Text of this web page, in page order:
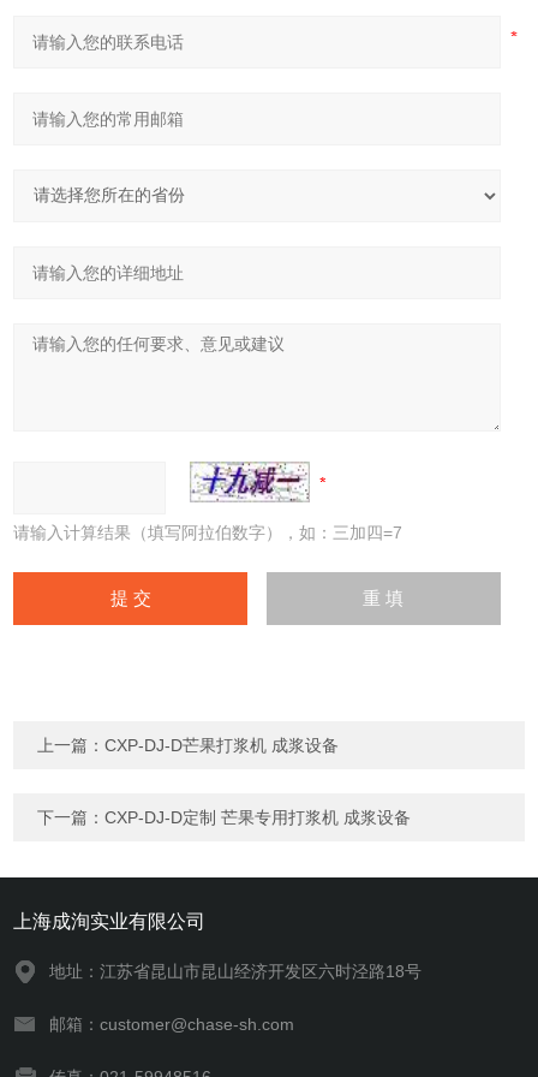
请输入计算结果（填写阿拉伯数字），如：三加四=7
上一篇：CXP-DJ-D芒果打浆机 成浆设备
下一篇：CXP-DJ-D定制 芒果专用打浆机 成浆设备
上海成洵实业有限公司
地址：江苏省昆山市昆山经济开发区六时泾路18号
邮箱：customer@chase-sh.com